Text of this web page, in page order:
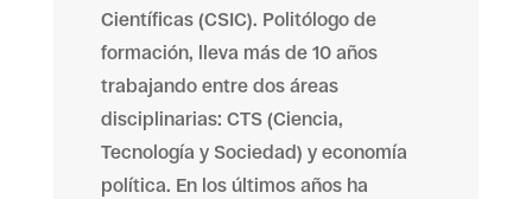
Científicas (CSIC). Politólogo de
formación, lleva más de 10 años
trabajando entre dos áreas
disciplinarias: CTS (Ciencia,
Tecnología y Sociedad) y economía
política. En los últimos años ha